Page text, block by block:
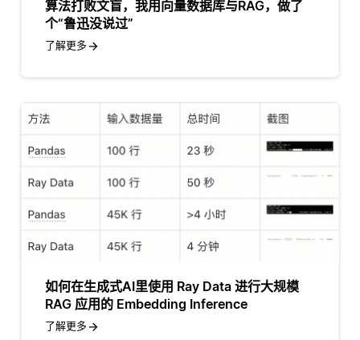
算法打败文盲，我用向量数据库与RAG，做了
个“鲁迅没说过”
了解更多
如何在生成式AI里使用 Ray Data 进行大规模
RAG 应用的 Embedding Inference
了解更多